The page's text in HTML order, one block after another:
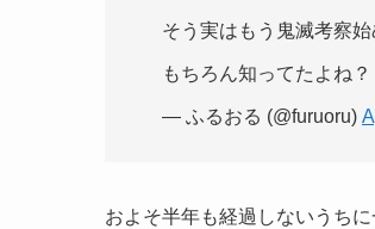
そう実はもう鬼滅考察
もちろん知ってたよね？
— ふるおる (@furuoru)
およそ半年も経過しないうち